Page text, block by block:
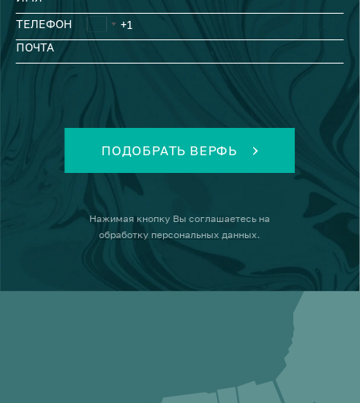
ТЕЛЕФОН
ПОЧТА
ПОДОБРАТЬ ВЕРФЬ
Нажимая кнопку Вы соглашаетесь на
обработку персональных данных.